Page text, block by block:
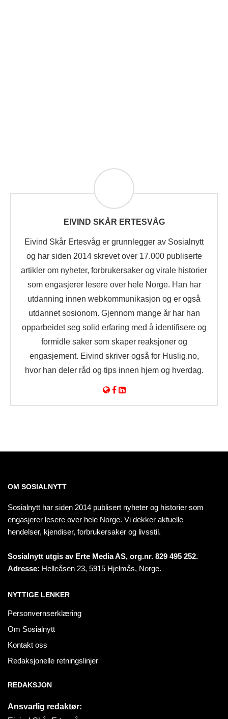
EIVIND SKÅR ERTESVÅG
Eivind Skår Ertesvåg er grunnlegger av Sosialnytt
og har siden 2014 skrevet over 17.000 publiserte
artikler om nyheter, forbrukersaker og virale historier
som engasjerer lesere over hele Norge. Han har
utdanning innen webkommunikasjon og er også
utdannet sosionom. Gjennom mange år har han
opparbeidet seg solid erfaring med å identifisere og
formidle saker som skaper reaksjoner og
engasjement. Eivind skriver også for Huslig.no,
hvor han deler råd og tips innen hjem og hverdag.
OM SOSIALNYTT
Sosialnytt har siden 2014 publisert nyheter og historier som
engasjerer lesere over hele Norge. Vi dekker aktuelle
hendelser, kjendiser, forbrukersaker og livsstil.
Sosialnytt utgis av Erte Media AS, org.nr. 829 495 252.
Adresse: Helleåsen 23, 5915 Hjelmås, Norge.
NYTTIGE LENKER
Personvernserklæring
Om Sosialnytt
Kontakt oss
Redaksjonelle retningslinjer
REDAKSJON
Ansvarlig redaktør: